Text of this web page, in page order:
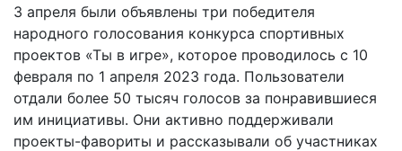
3 апреля были объявлены три победителя
народного голосования конкурса спортивных
проектов «Ты в игре», которое проводилось с 10
февраля по 1 апреля 2023 года. Пользователи
отдали более 50 тысяч голосов за понравившиеся
им инициативы. Они активно поддерживали
проекты-фавориты и рассказывали об участниках